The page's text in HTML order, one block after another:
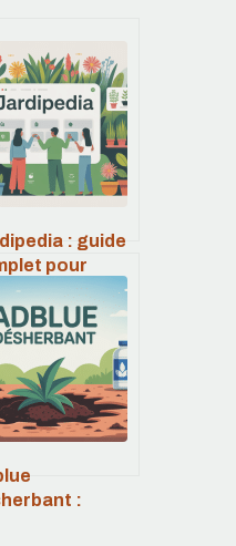
: guide
pour
au mieux
plateforme
: